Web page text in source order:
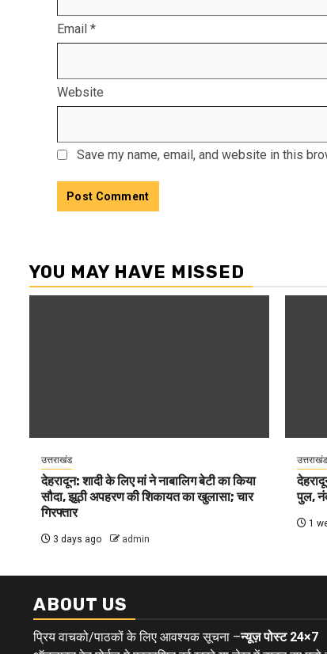
Email *
Website
Save my name, email, and website in this
YOU MAY HAVE MISSED
उत्तराखंड
देहरादून: शादी के लिए मां ने नाबालिग बेटी का किया
सौदा, झूठी अपहरण की शिकायत का खुलासा; चार
गिरफ्तार
3 days ago admin
उत्तराखंड
पुल,
1
ABOUT US
प्रिय वाचको/पाठकों के लिए आवश्यक सूचना –न्यूज़ पोस्ट 24×7